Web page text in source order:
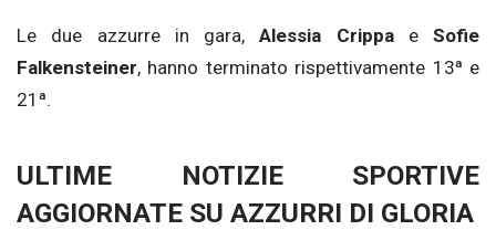
Le due azzurre in gara,Alessia Crippae Sofie
Falkensteiner, hanno terminato rispettivamente 13ª e
21ª.
ULTIME NOTIZIE SPORTIVE
AGGIORNATE SU AZZURRI DI GLORIA